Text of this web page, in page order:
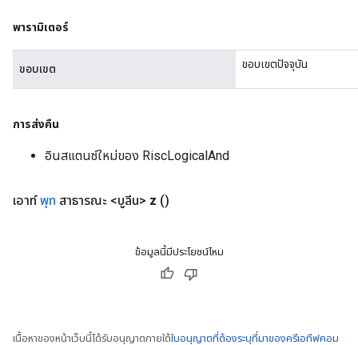
พารามิเตอร์
ขอบเขต ขอบเขตปัจจุบัน
การส่งคืน
อินสแตนซ์ใหม่ของ RiscLogicalAnd
เอาท์พุท สาธารณะ <บูลีน> z ()
ข้อมูลนี้มีประโยชน์ไหม
เนื้อหาของหน้าเว็บนี้ได้รับอนุญาตภายใต้ใบอนุญาตที่ต้องระบุที่มาของครีเอทีฟคอม